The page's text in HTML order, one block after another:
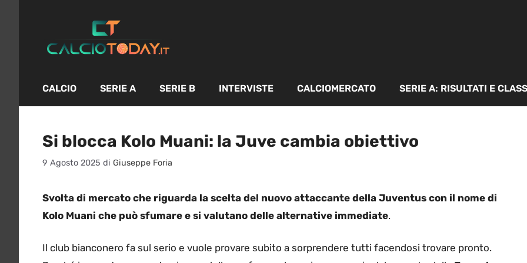
contenuto
CALCIO SERIE A SERIE B INTERVISTE CALCIOMERCATO SERIE A: RISULTATI E
Si blocca Kolo Muani: la Juve cambia obiettivo
9 Agosto 2025 di Giuseppe Foria
Svolta di mercato che riguarda la scelta del nuovo attaccante della Juventus con il nome di
Kolo Muani che può sfumare e si valutano delle alternative immediate.
Il club bianconero fa sul serio e vuole provare subito a sorprendere tutti facendosi trovare pronto.